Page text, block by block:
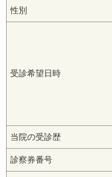
性別
受診希望日時
当院の受診歴
診察券番号